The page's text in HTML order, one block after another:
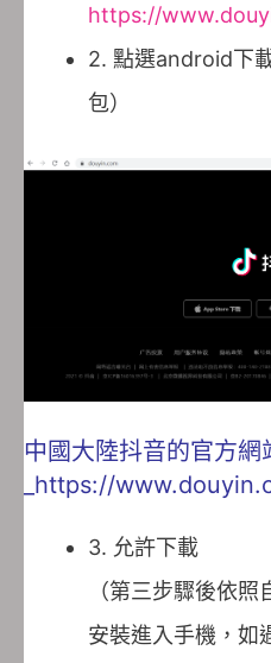
https://
2. 點選android下
包）
中國大陸抖音的官方網
_https://
3. 允許下載
（第三步驟後依
安裝進入手機，如